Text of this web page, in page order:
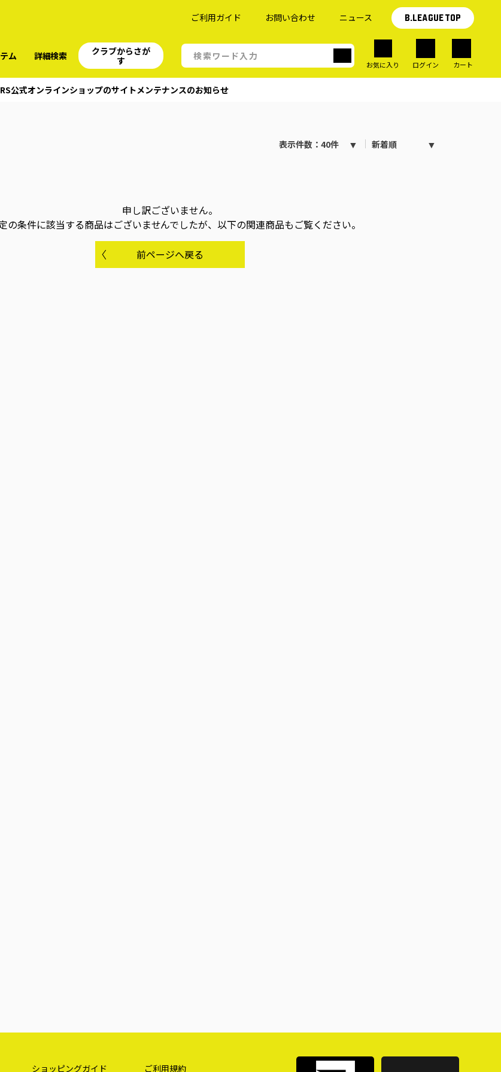
ム 詳細検索
クラブからさが
す
ご利用ガイド お問い合わせ ニュース B.LEAGUE TOP
お気に入り ログイン カート
公式オンラインショップのサイトメンテナンスのお知らせ
表示件数：40件 新着順
申し訳ございません。
の条件に該当する商品はございませんでしたが、以下の関連商品もご覧ください。
前ページへ戻る
ショッピングガイド ご利用規約